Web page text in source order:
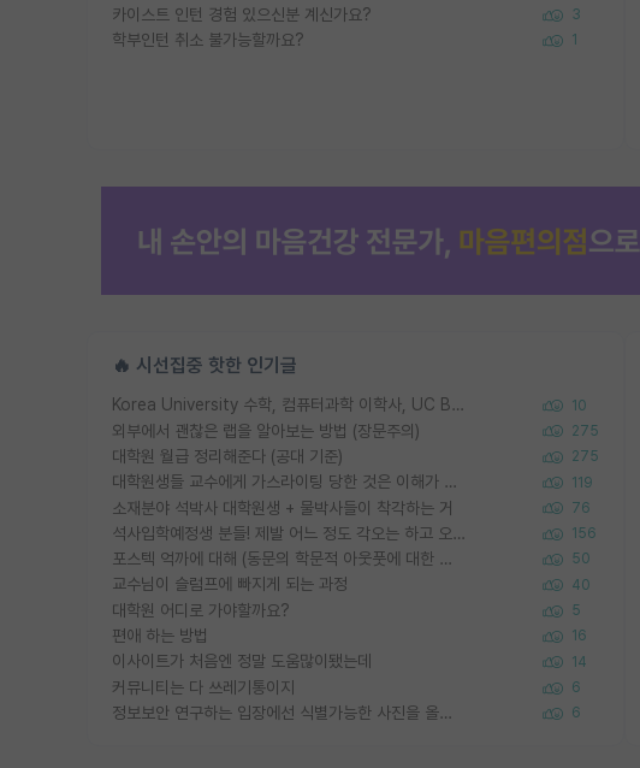
카이스트 인턴 경험 있으신분 계신가요? 3
학부인턴 취소 불가능할까요? 1
🔥 시선집중 핫한 인기글
Korea University 수학, 컴퓨터과학 이학사, UC Berkeley 산업공학 대학원 공학박사가 되는 것은 쉽지 않겠죠? 10
외부에서 괜찮은 랩을 알아보는 방법 (장문주의) 275
대학원 월급 정리해준다 (공대 기준) 275
대학원생들 교수에게 가스라이팅 당한 것은 이해가 갑니다. 안타깝네요. 119
소재분야 석박사 대학원생 + 물박사들이 착각하는 거 76
석사입학예정생 분들! 제발 어느 정도 각오는 하고 오세요. 156
포스텍 억까에 대해 (동문의 학문적 아웃풋에 대한 반박) 50
교수님이 슬럼프에 빠지게 되는 과정 40
대학원 어디로 가야할까요? 5
편애 하는 방법 16
이사이트가 처음엔 정말 도움많이됐는데 14
커뮤니티는 다 쓰레기통이지 6
정보보안 연구하는 입장에선 식별가능한 사진을 올리는건 비추이긴함 6